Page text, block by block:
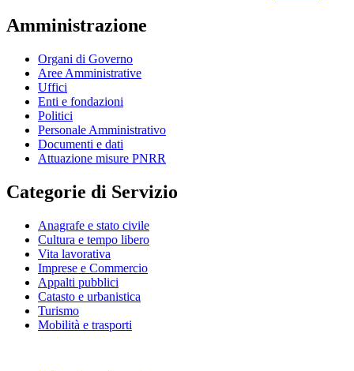
Amministrazione
Organi di Governo
Aree Amministrative
Uffici
Enti e fondazioni
Politici
Personale Amministrativo
Documenti e dati
Attuazione misure PNRR
Categorie di Servizio
Anagrafe e stato civile
Cultura e tempo libero
Vita lavorativa
Imprese e Commercio
Appalti pubblici
Catasto e urbanistica
Turismo
Mobilità e trasporti